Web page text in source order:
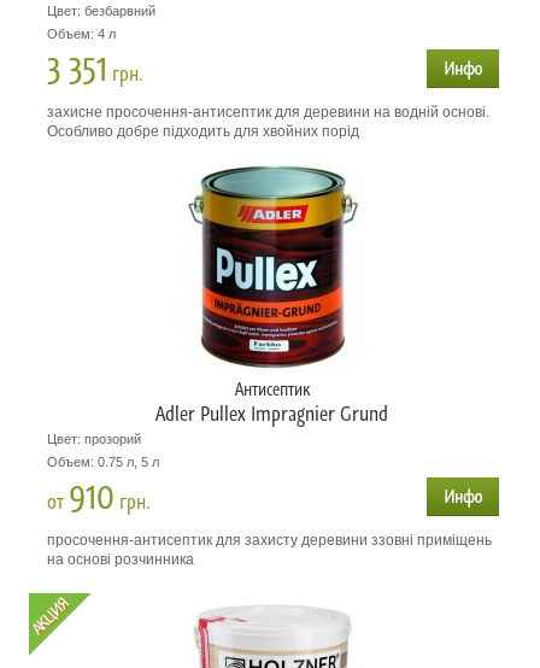
Цвет: безбарвний
Объем: 4 л
3 351 грн.
захисне просочення-антисептик для деревини на водній основі.
Особливо добре підходить для хвойних порід
Антисептик
Adler Pullex Impragnier Grund
Цвет: прозорий
Объем: 0.75 л, 5 л
от 910 грн.
просочення-антисептик для захисту деревини ззовні приміщень
на основі розчинника